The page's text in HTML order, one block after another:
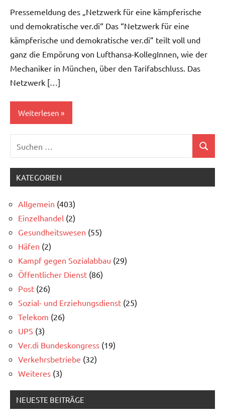
Pressemeldung des „Netzwerk für eine kämpferische
und demokratische ver.di“ Das “Netzwerk für eine
kämpferische und demokratische ver.di” teilt voll und
ganz die Empörung von Lufthansa-KollegInnen, wie der
Mechaniker in München, über den Tarifabschluss. Das
Netzwerk […]
Weiterlesen
Allgemein
nach:
Suchen
KATEGORIEN
Allgemein (403)
Einzelhandel (2)
Gesundheitswesen (55)
Häfen (2)
Kampf gegen Sozialabbau (29)
Öffentlicher Dienst (86)
Post (26)
Sozial- und Erziehungsdienst (25)
Telekom (26)
UPS (3)
Ver.di Bundeskongress (19)
Verkehrsbetriebe (32)
Weiteres (3)
NEUESTE BEITRÄGE